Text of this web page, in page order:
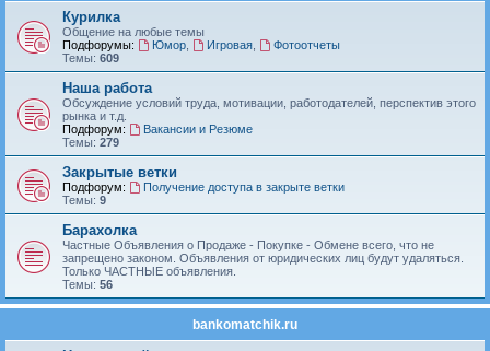
Курилка
Общение на любые темы
Подфорумы:
Юмор, Игровая,
Фотоотчеты
Темы: 609
Наша работа
Обсуждение условий труда, мотивации, работодателей, перспектив этого
рынка и т.д.
Подфорум:
Вакансии и Резюме
Темы: 279
Закрытые ветки
Подфорум:
Получение доступа в закрыте ветки
Темы: 9
Барахолка
Частные Объявления о Продаже - Покупке - Обмене всего, что не
запрещено законом. Объявления от юридических лиц будут удаляться.
Только ЧАСТНЫЕ объявления.
Темы: 56
bankomatchik.ru